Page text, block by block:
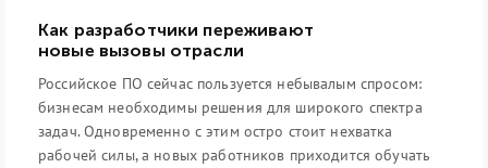
Как разработчики переживают
новые вызовы отрасли
Российское ПО сейчас пользуется небывалым спросом:
бизнесам необходимы решения для широкого спектра
задач. Одновременно с этим остро стоит нехватка
рабочей силы, а новых работников приходится обучать